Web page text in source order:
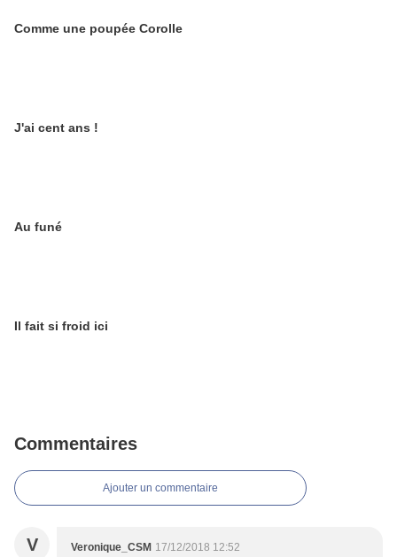
Comme une poupée Corolle
J'ai cent ans !
Au funé
Il fait si froid ici
Commentaires
Ajouter un commentaire
V Veronique_CSM 17/12/2018 12:52